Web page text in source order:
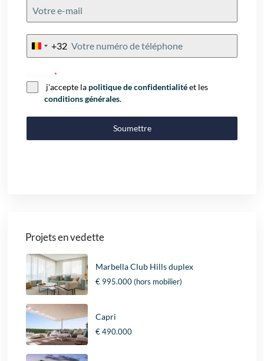
Belgium
+32
Consent*
j'accepte la politique de confidentialitéet les
conditions générales.
Soumettre
Projets en vedette
Marbella Club Hills duplex
€ 995.000(hors mobilier)
Capri
€ 490.000